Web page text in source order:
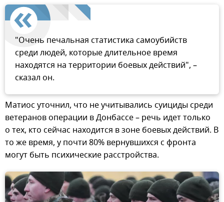
"Очень печальная статистика самоубийств
среди людей, которые длительное время
находятся на территории боевых действий", –
сказал он.
Матиос уточнил, что не учитывались суициды среди
ветеранов операции в Донбассе – речь идет только
о тех, кто сейчас находится в зоне боевых действий. В
то же время, у почти 80% вернувшихся с фронта
могут быть психические расстройства.